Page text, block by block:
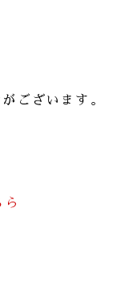
ございます。
ら